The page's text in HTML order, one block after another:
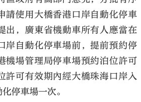
請使用大橋香港口岸自動化停車
出，廣東省機動車所有人應當在
岸自動化停車場前，提前預約停
機場管理局停車場預約泊位許可
許可有效期內經大橋珠海口岸入
停車場一次。